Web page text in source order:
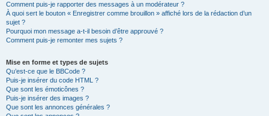
Comment puis-je rapporter des messages à un modérateur ?
À quoi sert le bouton « Enregistrer comme brouillon » affiché lors de la rédaction d’un
sujet ?
Pourquoi mon message a-t-il besoin d’être approuvé ?
Comment puis-je remonter mes sujets ?
Mise en forme et types de sujets
Qu’est-ce que le BBCode ?
Puis-je insérer du code HTML ?
Que sont les émoticônes ?
Puis-je insérer des images ?
Que sont les annonces générales ?